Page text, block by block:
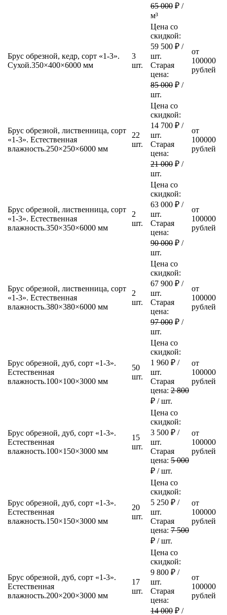
65 000 ₽ /
м³
Брус обрезной, кедр, сорт «1-3».
Сухой.350×400×6000 мм
3
шт.
Цена со
скидкой:
59 500 ₽ /
шт.
Старая
цена:
85 000 ₽ /
шт.
от
100000
рублей
Брус обрезной, лиственница, сорт
«1-3». Естественная
влажность.250×250×6000 мм
22
шт.
Цена со
скидкой:
14 700 ₽ /
шт.
Старая
цена:
21 000 ₽ /
шт.
от
100000
рублей
Брус обрезной, лиственница, сорт
«1-3». Естественная
влажность.350×350×6000 мм
2
шт.
Цена со
скидкой:
63 000 ₽ /
шт.
Старая
цена:
90 000 ₽ /
шт.
от
100000
рублей
Брус обрезной, лиственница, сорт
«1-3». Естественная
влажность.380×380×6000 мм
2
шт.
Цена со
скидкой:
67 900 ₽ /
шт.
Старая
цена:
97 000 ₽ /
шт.
от
100000
рублей
Брус обрезной, дуб, сорт «1-3».
Естественная
влажность.100×100×3000 мм
50
шт.
Цена со
скидкой:
1 960 ₽ /
шт.
Старая
цена: 2 800
₽ /шт.
от
100000
рублей
Брус обрезной, дуб, сорт «1-3».
Естественная
влажность.100×150×3000 мм
15
шт.
Цена со
скидкой:
3 500 ₽ /
шт.
Старая
цена: 5 000
₽ /шт.
от
100000
рублей
Брус обрезной, дуб, сорт «1-3».
Естественная
влажность.150×150×3000 мм
20
шт.
Цена со
скидкой:
5 250 ₽ /
шт.
Старая
цена: 7 500
₽ /шт.
от
100000
рублей
Брус обрезной, дуб, сорт «1-3».
Естественная
влажность.200×200×3000 мм
17
шт.
Цена со
скидкой:
9 800 ₽ /
шт.
Старая
цена:
14 000 ₽ /
от
100000
рублей